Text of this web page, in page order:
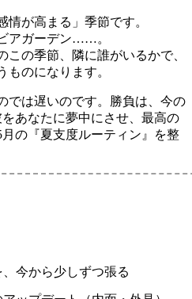
情が高まる」季節です。
アガーデン……。
の季節、隣に誰がいるかで、
ものになります。
では遅いのです。勝負は、今の
あなたに夢中にさせ、最高の
の『夏支度ルーティン』を整
、今から少しずつ張る